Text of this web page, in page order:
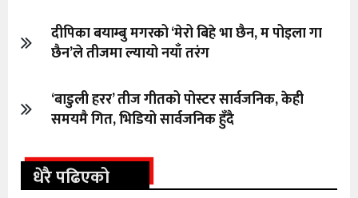
दीपिका बयाम्बु मगरको ‘मेरो बिहे भा छैन, म पोइला गा
छैन’ले तीजमा ल्यायो नयाँ तरंग
‘बाडुली हरर’ तीज गीतको पोस्टर सार्वजनिक, केही
समयमै गित, भिडियो सार्वजनिक हुँदै
धेरै पढिएको